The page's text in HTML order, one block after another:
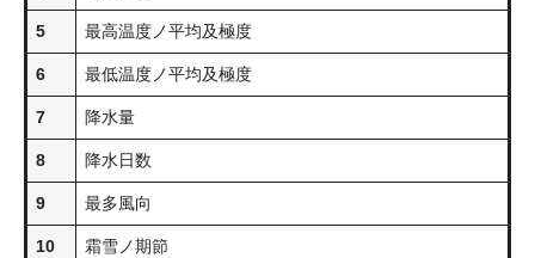
5 最高温度ノ平均及極度
6 最低温度ノ平均及極度
7 降水量
8 降水日数
9 最多風向
10 霜雪ノ期節